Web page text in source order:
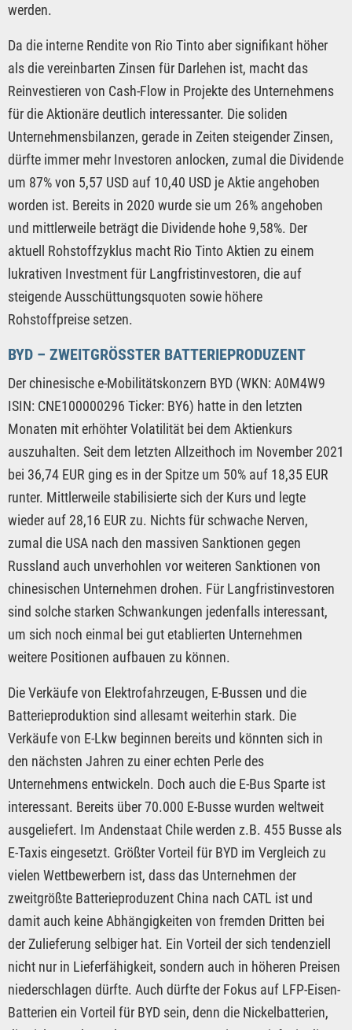
werden.
Da die interne Rendite von Rio Tinto aber signifikant höher
als die vereinbarten Zinsen für Darlehen ist, macht das
Reinvestieren von Cash-Flow in Projekte des Unternehmens
für die Aktionäre deutlich interessanter. Die soliden
Unternehmensbilanzen, gerade in Zeiten steigender Zinsen,
dürfte immer mehr Investoren anlocken, zumal die Dividende
um 87% von 5,57 USD auf 10,40 USD je Aktie angehoben
worden ist. Bereits in 2020 wurde sie um 26% angehoben
und mittlerweile beträgt die Dividende hohe 9,58%. Der
aktuell Rohstoffzyklus macht Rio Tinto Aktien zu einem
lukrativen Investment für Langfristinvestoren, die auf
steigende Ausschüttungsquoten sowie höhere
Rohstoffpreise setzen.
BYD – ZWEITGRÖSSTER BATTERIEPRODUZENT
Der chinesische e-Mobilitätskonzern BYD (WKN: A0M4W9
ISIN: CNE100000296 Ticker: BY6) hatte in den letzten
Monaten mit erhöhter Volatilität bei dem Aktienkurs
auszuhalten. Seit dem letzten Allzeithoch im November 2021
bei 36,74 EUR ging es in der Spitze um 50% auf 18,35 EUR
runter. Mittlerweile stabilisierte sich der Kurs und legte
wieder auf 28,16 EUR zu. Nichts für schwache Nerven,
zumal die USA nach den massiven Sanktionen gegen
Russland auch unverhohlen vor weiteren Sanktionen von
chinesischen Unternehmen drohen. Für Langfristinvestoren
sind solche starken Schwankungen jedenfalls interessant,
um sich noch einmal bei gut etablierten Unternehmen
weitere Positionen aufbauen zu können.
Die Verkäufe von Elektrofahrzeugen, E-Bussen und die
Batterieproduktion sind allesamt weiterhin stark. Die
Verkäufe von E-Lkw beginnen bereits und könnten sich in
den nächsten Jahren zu einer echten Perle des
Unternehmens entwickeln. Doch auch die E-Bus Sparte ist
interessant. Bereits über 70.000 E-Busse wurden weltweit
ausgeliefert. Im Andenstaat Chile werden z.B. 455 Busse als
E-Taxis eingesetzt. Größter Vorteil für BYD im Vergleich zu
vielen Wettbewerbern ist, dass das Unternehmen der
zweitgrößte Batterieproduzent China nach CATL ist und
damit auch keine Abhängigkeiten von fremden Dritten bei
der Zulieferung selbiger hat. Ein Vorteil der sich tendenziell
nicht nur in Lieferfähigkeit, sondern auch in höheren Preisen
niederschlagen dürfte. Auch dürfte der Fokus auf LFP-Eisen-
Batterien ein Vorteil für BYD sein, denn die Nickelbatterien,